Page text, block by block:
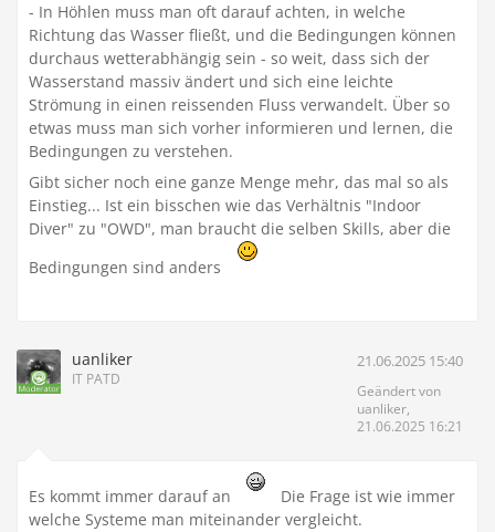
- In Höhlen muss man oft darauf achten, in welche
Richtung das Wasser fließt, und die Bedingungen können
durchaus wetterabhängig sein - so weit, dass sich der
Wasserstand massiv ändert und sich eine leichte
Strömung in einen reissenden Fluss verwandelt. Über so
etwas muss man sich vorher informieren und lernen, die
Bedingungen zu verstehen.
Gibt sicher noch eine ganze Menge mehr, das mal so als
Einstieg... Ist ein bisschen wie das Verhältnis "Indoor
Diver" zu "OWD", man braucht die selben Skills, aber die
Bedingungen sind anders
uanliker
IT PATD
21.06.2025 15:40
Geändert von
uanliker,
21.06.2025 16:21
Es kommt immer darauf an
Die Frage ist wie immer
welche Systeme man miteinander vergleicht.